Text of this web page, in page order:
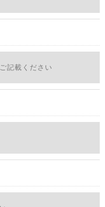
約等の措置をとり、
いよう、適切に安全管
予めご了承ください。
の手続について＞